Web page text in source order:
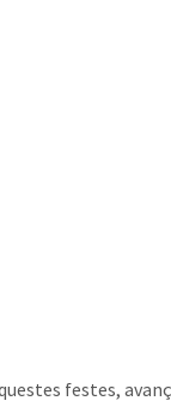
festes,